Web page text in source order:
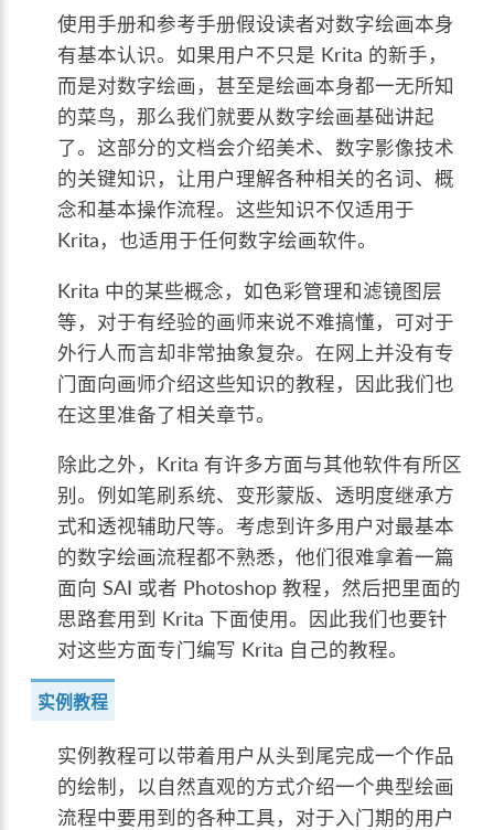
使用手册和参考手册假设读者对数字绘画本身
有基本认识。如果用户不只是 Krita 的新手，
而是对数字绘画，甚至是绘画本身都一无所知
的菜鸟，那么我们就要从数字绘画基础讲起
了。这部分的文档会介绍美术、数字影像技术
的关键知识，让用户理解各种相关的名词、概
念和基本操作流程。这些知识不仅适用于
Krita，也适用于任何数字绘画软件。
Krita 中的某些概念，如色彩管理和滤镜图层
等，对于有经验的画师来说不难搞懂，可对于
外行人而言却非常抽象复杂。在网上并没有专
门面向画师介绍这些知识的教程，因此我们也
在这里准备了相关章节。
除此之外，Krita 有许多方面与其他软件有所区
别。例如笔刷系统、变形蒙版、透明度继承方
式和透视辅助尺等。考虑到许多用户对最基本
的数字绘画流程都不熟悉，他们很难拿着一篇
面向 SAI 或者 Photoshop 教程，然后把里面的
思路套用到 Krita 下面使用。因此我们也要针
对这些方面专门编写 Krita 自己的教程。
实例教程
实例教程可以带着用户从头到尾完成一个作品
的绘制，以自然直观的方式介绍一个典型绘画
流程中要用到的各种工具，对于入门期的用户